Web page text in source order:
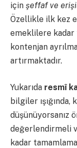
için şeffaf ve
Özellikle ilk kez
emeklilere
kontenjan
artırmaktadır.
Yukarıda resmî
bilgiler ışığında,
düşünüyorsanız
değerlendirmeli
kadar